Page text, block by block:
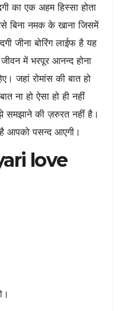
का एक अहम हिस्सा होता
बिना नमक के खाना जिसमें
जीना बोरिंग लाईफ है यह
में भरपूर आनन्द होना
जहां रोमांस की बात हो
ना हो ऐसा हो ही नहीं
समझाने की ज़रुरत नहीं है।
है आपको पसन्द आएगी।
love